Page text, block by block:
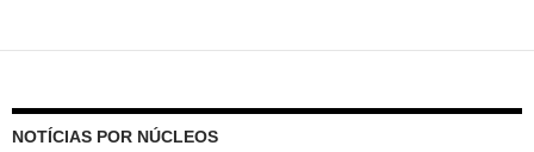
posts
NOTÍCIAS POR NÚCLEOS